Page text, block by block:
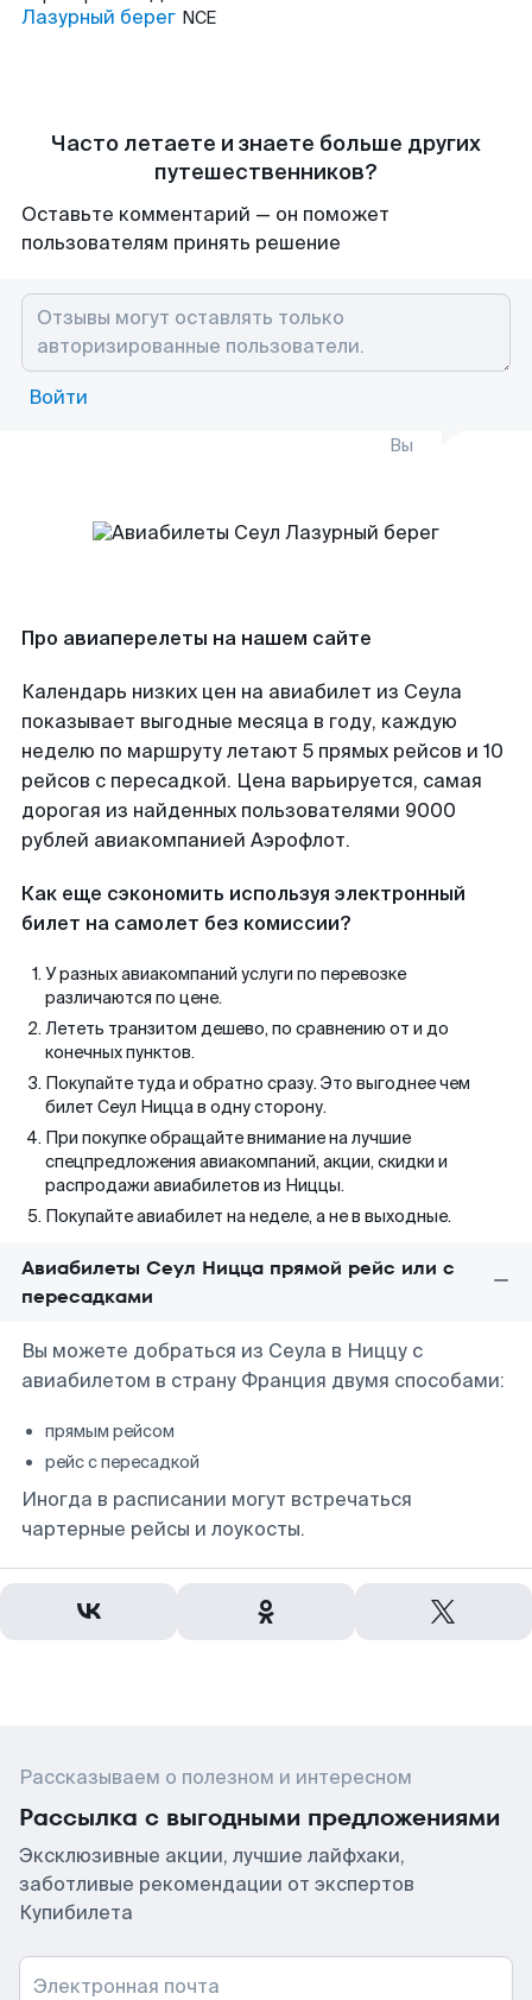
Лазурный берег NCE
Часто летаете и знаете больше других
путешественников?
Оставьте комментарий — он поможет
пользователям принять решение
Войти
Вы
Про авиаперелеты на нашем сайте
Календарь низких цен на авиабилет из Сеула
показывает выгодные месяца в году, каждую
неделю по маршруту летают 5 прямых рейсов и 10
рейсов с пересадкой. Цена варьируется, самая
дорогая из найденных пользователями 9000
рублей авиакомпанией Аэрофлот.
Как еще сэкономить используя электронный
билет на самолет без комиссии?
У разных авиакомпаний услуги по перевозке
различаются по цене.
Лететь транзитом дешево, по сравнению от и до
конечных пунктов.
Покупайте туда и обратно сразу. Это выгоднее чем
билет Сеул Ницца в одну сторону.
При покупке обращайте внимание на лучшие
спецпредложения авиакомпаний, акции, скидки и
распродажи авиабилетов из Ниццы.
Покупайте авиабилет на неделе, а не в выходные.
Авиабилеты Сеул Ницца прямой рейс или с
пересадками
Вы можете добраться из Сеула в Ниццу с
авиабилетом в страну Франция двумя способами:
прямым рейсом
рейс с пересадкой
Иногда в расписании могут встречаться
чартерные рейсы и лоукосты.
Рассказываем о полезном и интересном
Рассылка с выгодными предложениями
Эксклюзивные акции, лучшие лайфхаки,
заботливые рекомендации от экспертов
Купибилета
Электронная почта